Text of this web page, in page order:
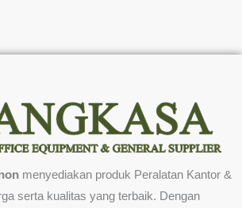
menyediakan produk Peralatan Kantor &
serta kualitas yang terbaik. Dengan